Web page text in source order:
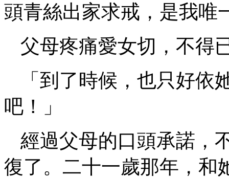
頭青絲出家求戒，是我唯
父母疼痛愛女切，不得
「到了時候，也只好
吧！」
經過父母的口頭承諾，
復了。二十一歲那年，和